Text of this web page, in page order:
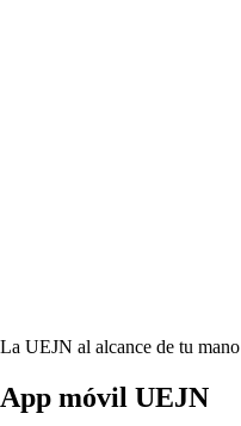
La UEJN al alcance de tu mano
App móvil UEJN